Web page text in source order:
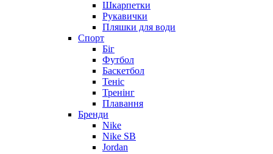
Шкарпетки
Рукавички
Пляшки для води
Спорт
Біг
Футбол
Баскетбол
Теніс
Тренінг
Плавання
Бренди
Nike
Nike SB
Jordan